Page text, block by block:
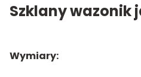
Szklany wazonik
Wymiary: